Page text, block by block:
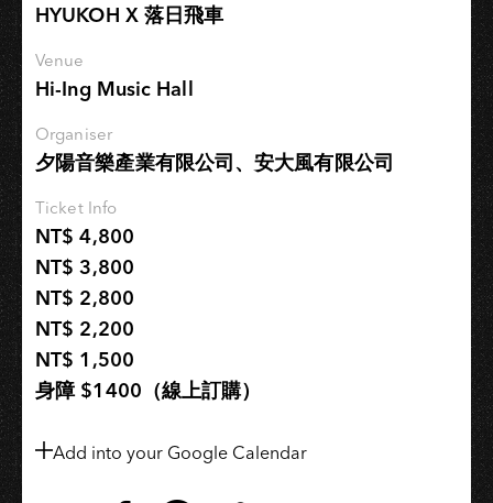
HYUKOH X 落日飛車
Venue
Hi-Ing Music Hall
Organiser
夕陽音樂產業有限公司、安大風有限公司
Ticket Info
NT$ 4,800
NT$ 3,800
NT$ 2,800
NT$ 2,200
NT$ 1,500
身障 $1400（線上訂購）
Add into your Google Calendar